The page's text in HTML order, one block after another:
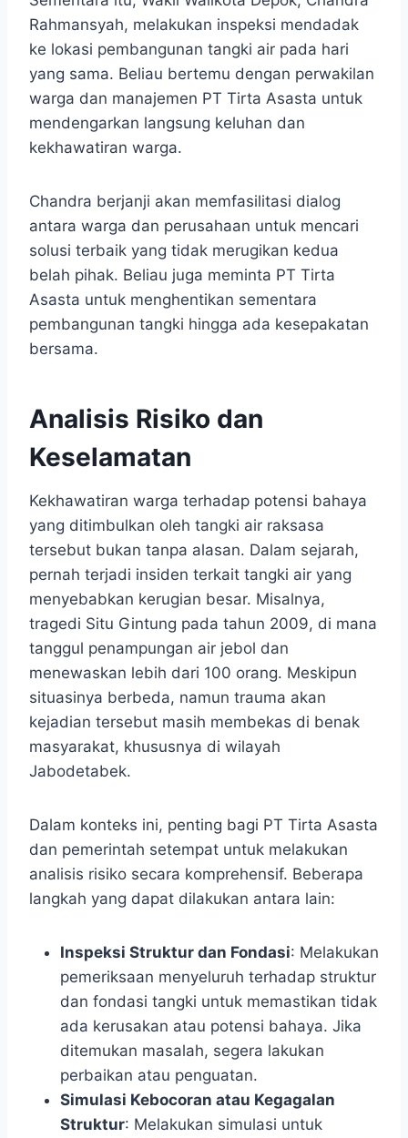
Rahmansyah, melakukan inspeksi mendadak
ke lokasi pembangunan tangki air pada hari
yang sama. Beliau bertemu dengan perwakilan
warga dan manajemen PT Tirta Asasta untuk
mendengarkan langsung keluhan dan
kekhawatiran warga.
Chandra berjanji akan memfasilitasi dialog
antara warga dan perusahaan untuk mencari
solusi terbaik yang tidak merugikan kedua
belah pihak. Beliau juga meminta PT Tirta
Asasta untuk menghentikan sementara
pembangunan tangki hingga ada kesepakatan
bersama.
Analisis Risiko dan
Keselamatan
Kekhawatiran warga terhadap potensi bahaya
yang ditimbulkan oleh tangki air raksasa
tersebut bukan tanpa alasan. Dalam sejarah,
pernah terjadi insiden terkait tangki air yang
menyebabkan kerugian besar. Misalnya,
tragedi Situ Gintung pada tahun 2009, di mana
tanggul penampungan air jebol dan
menewaskan lebih dari 100 orang. Meskipun
situasinya berbeda, namun trauma akan
kejadian tersebut masih membekas di benak
masyarakat, khususnya di wilayah
Jabodetabek.
Dalam konteks ini, penting bagi PT Tirta Asasta
dan pemerintah setempat untuk melakukan
analisis risiko secara komprehensif. Beberapa
langkah yang dapat dilakukan antara lain:
Inspeksi Struktur dan Fondasi: Melakukan
pemeriksaan menyeluruh terhadap struktur
dan fondasi tangki untuk memastikan tidak
ada kerusakan atau potensi bahaya. Jika
ditemukan masalah, segera lakukan
perbaikan atau penguatan.
Simulasi Kebocoran atau Kegagalan
Struktur: Melakukan simulasi untuk